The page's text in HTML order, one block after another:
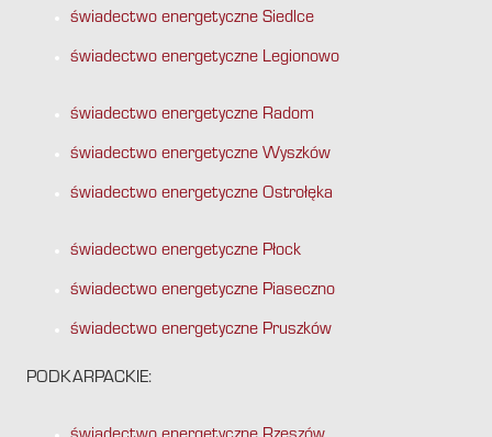
świadectwo energetyczne Siedlce
świadectwo energetyczne Legionowo
świadectwo energetyczne Radom
świadectwo energetyczne Wyszków
świadectwo energetyczne Ostrołęka
świadectwo energetyczne Płock
świadectwo energetyczne Piaseczno
świadectwo energetyczne Pruszków
PODKARPACKIE: